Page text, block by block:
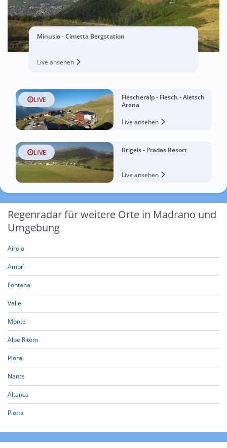
Minusio - Cimetta Bergstation
Live ansehen
LIVE
Fiescheralp - Fiesch - Aletsch
Arena
Live ansehen
LIVE Brigels - Pradas Resort
Live ansehen
Regenradar für weitere Orte in Madrano und
Umgebung
Airolo
Ambrì
Fontana
Valle
Monte
Alpe Ritóm
Piora
Nante
Altanca
Piotta